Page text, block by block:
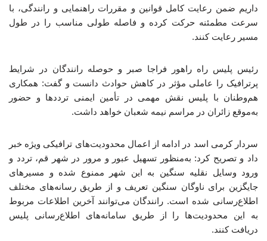
داریم ضمن رعایت کامل قوانین و مقررات راهنمایی و رانندگی، با
سرعت مطمئنه حرکت کرده و فاصله طولی مناسب را در طول
مسیر رعایت کنند.
رئیس پلیس راه راهور فراجا صبر و حوصله رانندگان در شرایط
پرترافیک را عاملی مؤثر در کاهش حوادث دانست و گفت: همکاری
هم‌وطنان با پلیس نقش مهمی در تأمین ایمنی ترددها و حضور
به‌موقع زائران در مراسم نیمه شعبان خواهد داشت.
سردار کرمی اسد در ادامه از اعمال محدودیت‌های ترافیکی ویژه خبر
داد و تصریح کرد: به‌منظور تسهیل عبور و مرور در شهر قم، تردد و
ورود وسایل نقلیه سنگین به این شهر ممنوع شده و مسیرهای
جایگزین برای ناوگان سنگین تعریف و از طریق رسانه‌های مختلف
اطلاع‌رسانی شده است. رانندگان می‌توانند آخرین اطلاعات مربوط
به این محدودیت‌ها را از طریق سامانه‌های اطلاع‌رسانی پلیس
دریافت کنند.